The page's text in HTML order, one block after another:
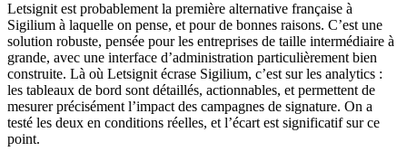
Letsignit est probablement la première alternative française à
Sigilium à laquelle on pense, et pour de bonnes raisons. C’est une
solution robuste, pensée pour les entreprises de taille intermédiaire à
grande, avec une interface d’administration particulièrement bien
construite. Là où Letsignit écrase Sigilium, c’est sur les analytics :
les tableaux de bord sont détaillés, actionnables, et permettent de
mesurer précisément l’impact des campagnes de signature. On a
testé les deux en conditions réelles, et l’écart est significatif sur ce
point.